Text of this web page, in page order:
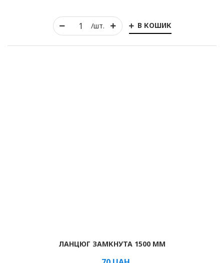
/шт. В КОШИК
ЛАНЦЮГ ЗАМКНУТА 1500 ММ